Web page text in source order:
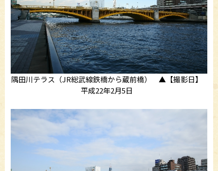
隅田川テラス（JR総武線鉄橋から蔵前橋） ▲【撮影日】
平成22年2月5日